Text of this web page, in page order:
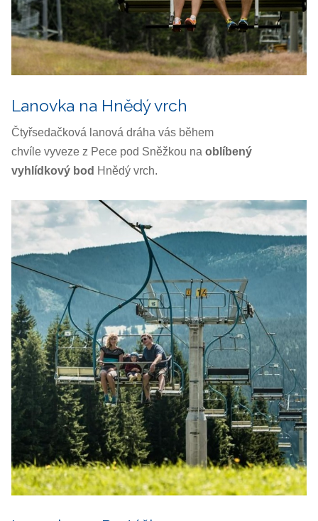
Lanovka na Hnědý vrch
Čtyřsedačková lanová dráha vás během
chvíle vyveze z Pece pod Sněžkou na oblíbený
vyhlídkový bod Hnědý vrch.